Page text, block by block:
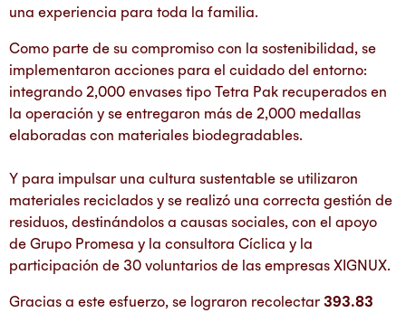
una experiencia para toda la familia.
Como parte de su compromiso con la sostenibilidad, se
implementaron acciones para el cuidado del entorno:
integrando 2,000 envases tipo Tetra Pak recuperados en
la operación y se entregaron más de 2,000 medallas
elaboradas con materiales biodegradables.
Y para impulsar una cultura sustentable se utilizaron
materiales reciclados y se realizó una correcta gestión de
residuos, destinándolos a causas sociales, con el apoyo
de Grupo Promesa y la consultora Cíclica y la
participación de 30 voluntarios de las empresas XIGNUX.
Gracias a este esfuerzo, se lograron recolectar 393.83